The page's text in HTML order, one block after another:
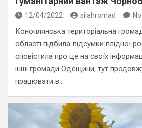
12/04/2022 silahromad
Коноплянська територіальна
області підбила підсумки плідної
сповістила про це на своїх
інші громади Одещини, тут
працювати в…